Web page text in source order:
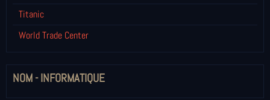
Titanic
World Trade Center
NOM - INFORMATIQUE